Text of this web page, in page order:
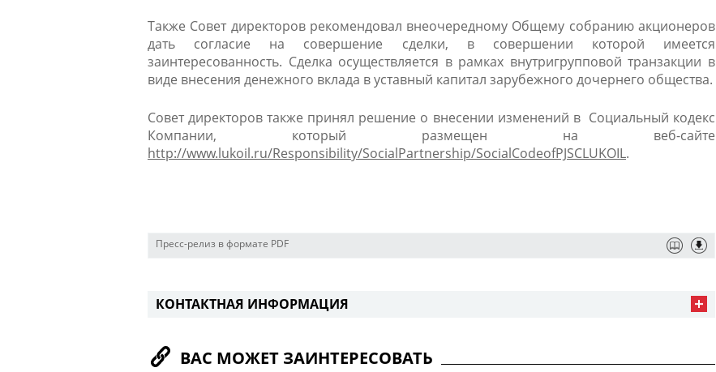
Также Совет директоров рекомендовал внеочередному Общему собранию акционеров
дать согласие на совершение сделки, в совершении которой имеется
заинтересованность. Сделка осуществляется в рамках внутригрупповой транзакции в
виде внесения денежного вклада в уставный капитал зарубежного дочернего общества.
Совет директоров также принял решение о внесении изменений в Социальный кодекс
Компании, который размещен на веб-сайте
http://www.lukoil.ru/Responsibility/SocialPartnership/SocialCodeofPJSCLUKOIL.
Пресс-релиз в формате PDF
КОНТАКТНАЯ ИНФОРМАЦИЯ
ВАС МОЖЕТ ЗАИНТЕРЕСОВАТЬ